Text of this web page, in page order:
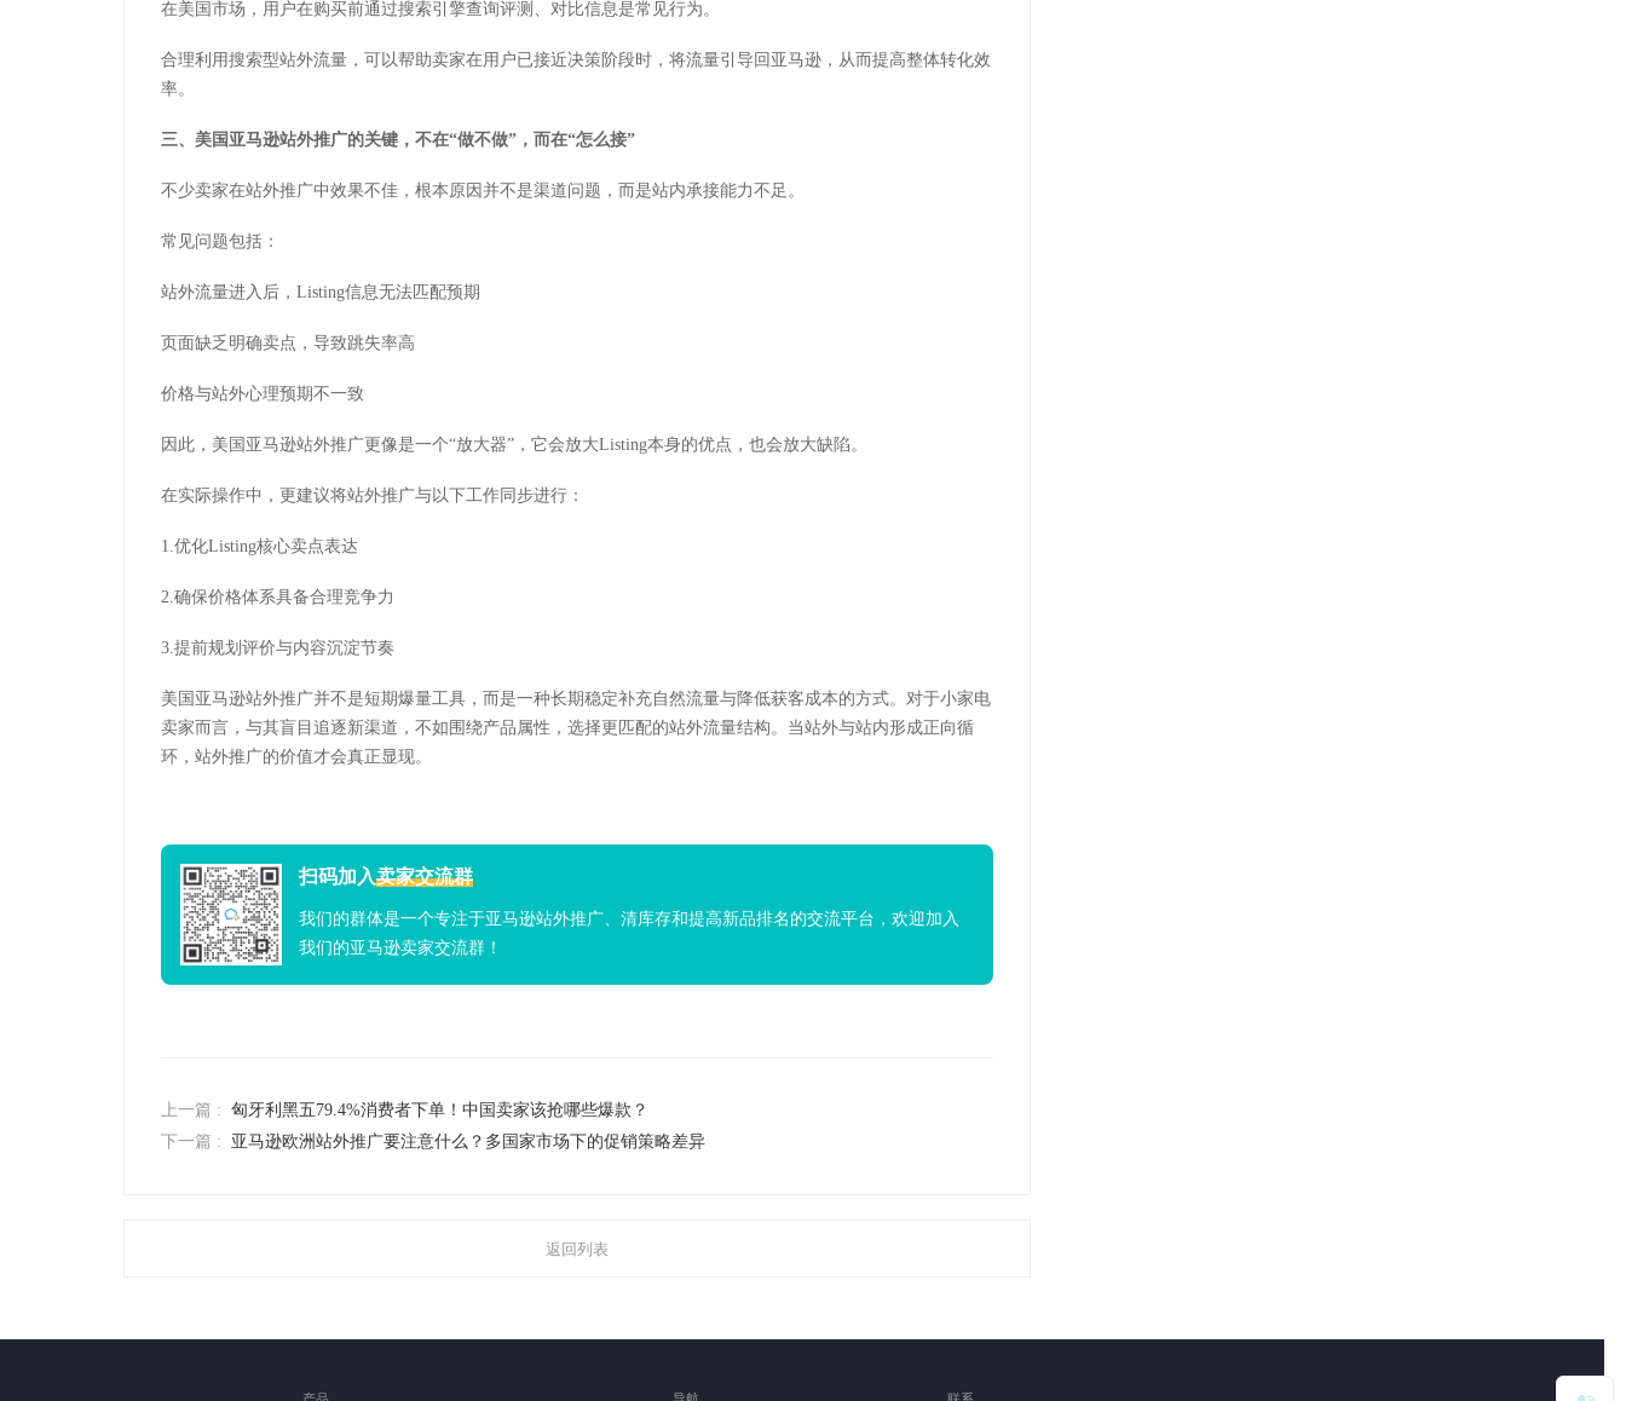
在美国市场，用户在购买前通过搜索引擎查询评测、对比信息是常见行为。
合理利用搜索型站外流量，可以帮助卖家在用户已接近决策阶段时，将流量引导回亚马逊，从而提高整体转化效
率。
三、美国亚马逊站外推广的关键，不在“做不做”，而在“怎么接”
不少卖家在站外推广中效果不佳，根本原因并不是渠道问题，而是站内承接能力不足。
常见问题包括：
站外流量进入后，Listing信息无法匹配预期
页面缺乏明确卖点，导致跳失率高
价格与站外心理预期不一致
因此，美国亚马逊站外推广更像是一个“放大器”，它会放大Listing本身的优点，也会放大缺陷。
在实际操作中，更建议将站外推广与以下工作同步进行：
1.优化Listing核心卖点表达
2.确保价格体系具备合理竞争力
3.提前规划评价与内容沉淀节奏
美国亚马逊站外推广并不是短期爆量工具，而是一种长期稳定补充自然流量与降低获客成本的方式。对于小家电
卖家而言，与其盲目追逐新渠道，不如围绕产品属性，选择更匹配的站外流量结构。当站外与站内形成正向循
环，站外推广的价值才会真正显现。
扫码加入卖家交流群
我们的群体是一个专注于亚马逊站外推广、清库存和提高新品排名的交流平台，欢迎加入
我们的亚马逊卖家交流群！
上一篇 : 匈牙利黑五79.4%消费者下单！中国卖家该抢哪些爆款？
下一篇 :
亚马逊欧洲站外推广要注意什么？多国家市场下的促销策略差异
返回列表
产品 导航 联系